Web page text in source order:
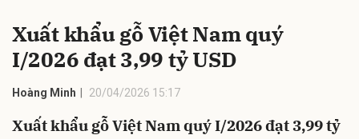
Xuất khẩu gỗ Việt Nam quý
I/2026 đạt 3,99 tỷ USD
Hoàng Minh 20/04/2026 15:17
Xuất khẩu gỗ Việt Nam quý I/2026 đạt 3,99 tỷ
Hủy Gửi